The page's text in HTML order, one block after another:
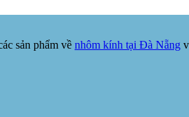
sản phẩm về nhôm kính tại Đà Nẵng